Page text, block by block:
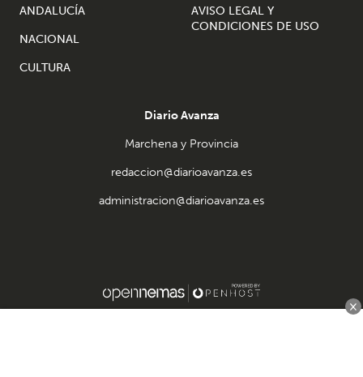
ANDALUCÍA
NACIONAL
CULTURA
AVISO LEGAL Y
CONDICIONES DE USO
Diario Avanza
Marchena y Provincia
redaccion@diarioavanza.es
administracion@diarioavanza.es
×